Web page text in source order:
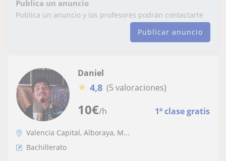
Publica un anuncio
Publica un anuncio y los profesores podrán contactarte
Publicar anuncio
10€/h 1ª clase gratis
Daniel
★ 4,8 (5 valoraciones)
Valencia Capital, Alboraya, M...
Bachillerato